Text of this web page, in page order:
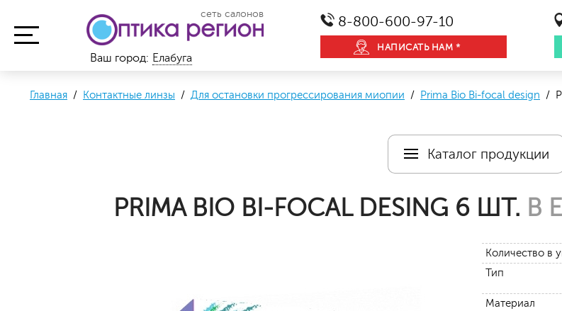
сеть салонов 8-800-600-97-10
НАПИСАТЬ НАМ *
Ваш город: Елабуга
Главная / Контактные линзы / Для остановки прогрессирования миопии / Prima Bio Bi-focal design /
Каталог продукции
PRIMA BIO BI-FOCAL DESING 6 ШТ. В
Количество в
Тип
Материал